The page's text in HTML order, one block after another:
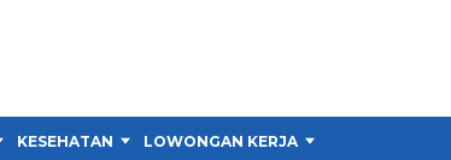
KESEHATAN LOWONGAN KERJA